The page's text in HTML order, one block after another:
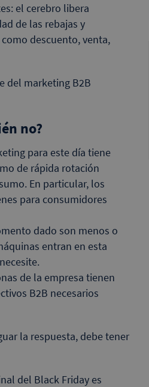
el cerebro libera
de las rebajas y
descuento, venta,
del marketing B2B
no?
para este día tiene
de rápida rotación
En particular, los
para consumidores
dado son menos o
entran en esta
de la empresa tienen
B2B necesarios
la respuesta, debe tener
del Black Friday es